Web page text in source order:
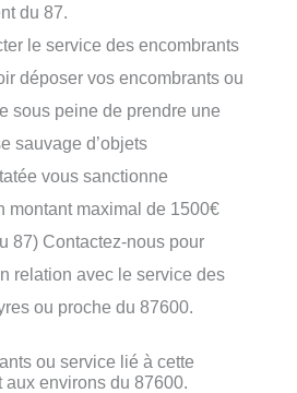
du 87.
le service des encombrants
déposer vos encombrants ou
sous peine de prendre une
sauvage d’objets
vous sanctionne
montant maximal de 1500€
87) Contactez-nous pour
relation avec le service des
ou proche du 87600.
ou service lié à cette
aux environs du 87600.